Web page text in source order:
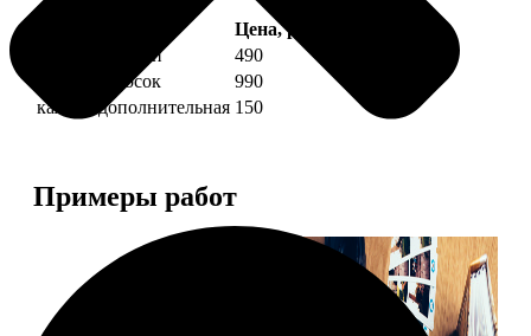
Цена, руб.
4 фото полоски
490
8 фото полосок
990
каждая дополнительная 150
Примеры работ